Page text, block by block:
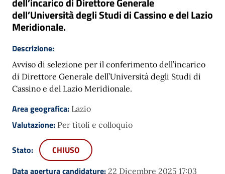
dell’Università degli Studi di Cassino e del Lazio
Meridionale.
Descrizione:
Avviso di selezione per il conferimento dell’incarico
di Direttore Generale dell’Università degli Studi di
Cassino e del Lazio Meridionale.
Area geografica: Lazio
Valutazione: Per titoli e colloquio
Stato:
CHIUSO
Data apertura candidature: 22 Dicembre 2025 17:03